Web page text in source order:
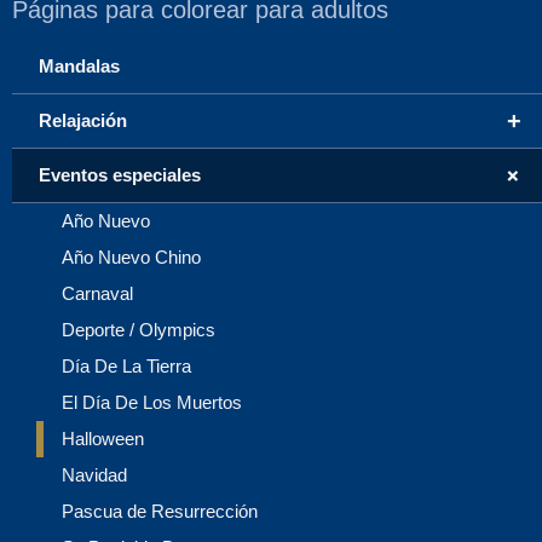
Páginas para colorear para adultos
Mandalas
+
Relajación
+
Eventos especiales
Año Nuevo
Año Nuevo Chino
Carnaval
Deporte / Olympics
Día De La Tierra
El Día De Los Muertos
Halloween
Navidad
Pascua de Resurrección